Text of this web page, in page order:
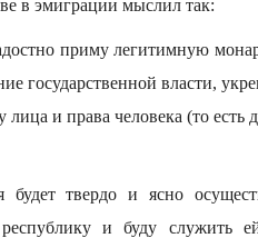
в эмиграции мыслил так:
приму легитимную
государственной власти,
и права человека (то есть
твердо и ясно
и буду служить